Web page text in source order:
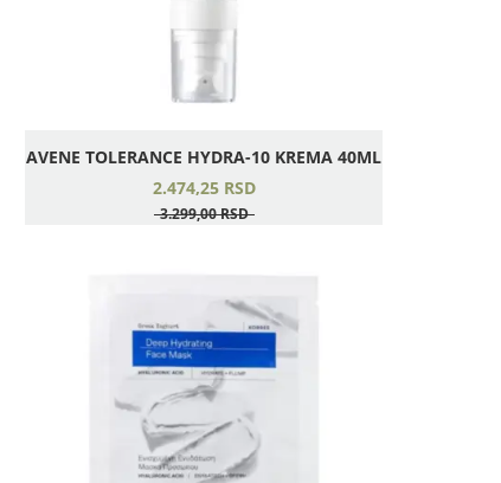
AVENE TOLERANCE HYDRA-10 KREMA 40ML
2.474,25 RSD
3.299,00RSD